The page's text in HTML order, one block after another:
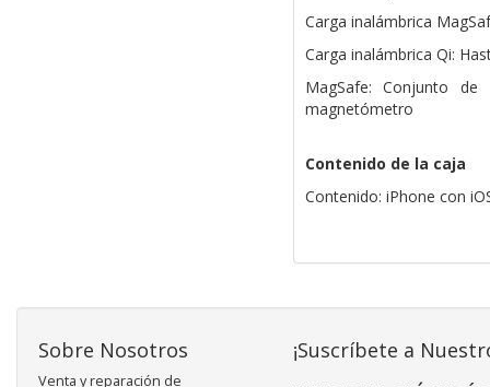
Carga inalámbrica
Carga inalámbrica Qi:
MagSafe: Conjunto
magnetómetro
Contenido de la caja
Contenido: iPhone con
Sobre Nosotros
Venta y reparación de
¡Suscríbete a